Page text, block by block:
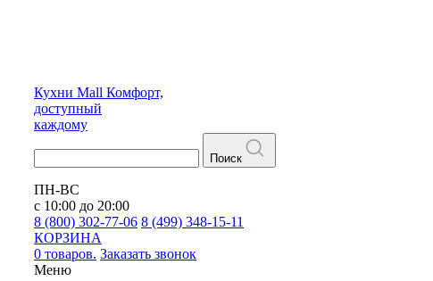
Кухни Mall Комфорт,
доступный
каждому
Поиск
ПН-ВС
с 10:00 до 20:00
8 (800) 302-77-06 8 (499) 348-15-11
КОРЗИНА
0 товаров. Заказать звонок
Меню